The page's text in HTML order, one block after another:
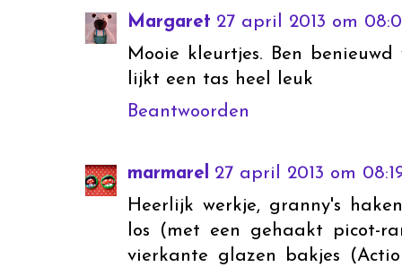
Margaret 27 april 2013 om
Mooie kleurtjes. Ben
lijkt een tas heel leuk
Beantwoorden
marmarel
27 april 2013 om
Heerlijk werkje, granny's
los (met een gehaakt picot-
vierkante glazen bakjes